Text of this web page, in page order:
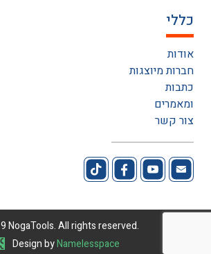
כללי
אודות
חברות מיוצגות
כתבות
ומאמרים
צור קשר
Design byNamelesspace
NogaTools. All rights reserved.